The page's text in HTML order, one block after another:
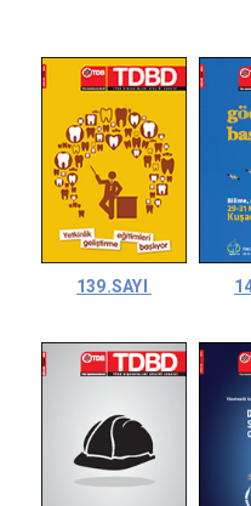
139.SAYI